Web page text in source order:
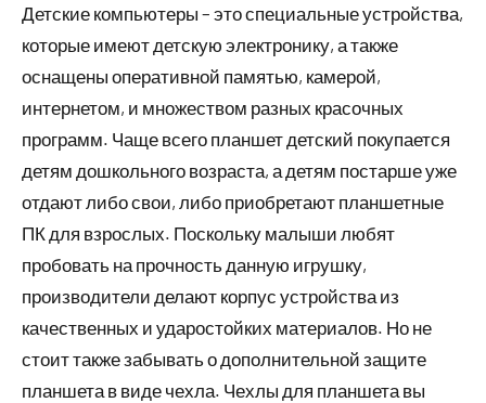
Детские компьютеры – это специальные устройства,
которые имеют детскую электронику, а также
оснащены оперативной памятью, камерой,
интернетом, и множеством разных красочных
программ. Чаще всего планшет детский покупается
детям дошкольного возраста, а детям постарше уже
отдают либо свои, либо приобретают планшетные
ПК для взрослых. Поскольку малыши любят
пробовать на прочность данную игрушку,
производители делают корпус устройства из
качественных и ударостойких материалов. Но не
стоит также забывать о дополнительной защите
планшета в виде чехла. Чехлы для планшета вы